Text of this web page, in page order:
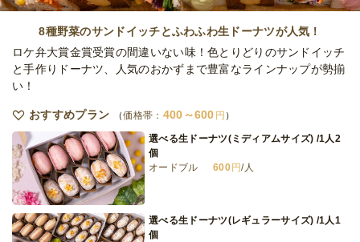
⑥〈1人3個〉人気店のDELI＆スイーツサン
オードブル
900 円 /人
オードブル
1,000
⑧〈1人3個〉PREMIUM DELI＆SWEETSサ
8種野菜のサンドイッチとふわふわ生ドーナツが人気！
ロケ弁大賞金賞受賞の間違いない味！色とりどりのサンドイッチ
と手作りドーナツ、人気のおかずまで豊富なラインナップが勢揃
い！
おすすめプラン 価格帯： 400～600 円
選べる生ドーナツ(ミディアムサイズ) /1人2
個
オードブル
600 円/人
選べる生ドーナツ(レギュラーサイズ) /1人1
個